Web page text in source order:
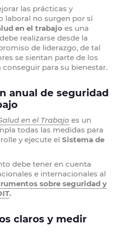
las prácticas y
laboral no surgen por sí
en el trabajo es una
realizarse desde la
de liderazgo, de tal
se sientan parte de los
para su bienestar.
anual de seguridad
en el Trabajo es un
todas las medidas para
y ejecute elSistema de
debe tener en cuenta
e internacionales al
sobre seguridad y
.
claros y medir